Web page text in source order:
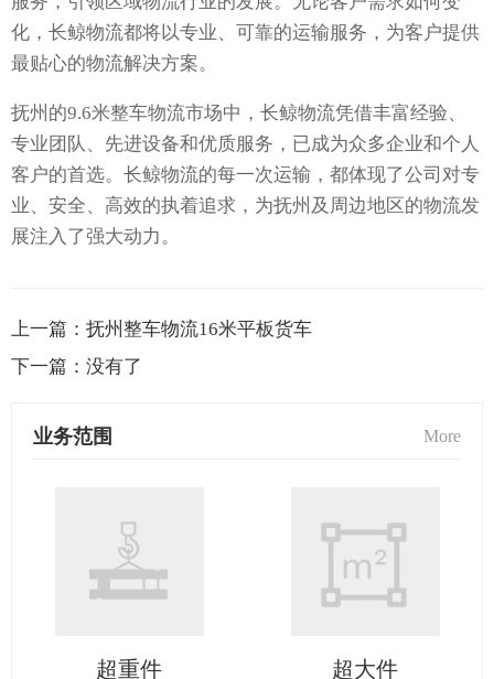
化，长鲸物流都将以专业、可靠的运输服务，为客户提供
最贴心的物流解决方案。
抚州的9.6米整车物流市场中，长鲸物流凭借丰富经验、
专业团队、先进设备和优质服务，已成为众多企业和个人
客户的首选。长鲸物流的每一次运输，都体现了公司对专
业、安全、高效的执着追求，为抚州及周边地区的物流发
展注入了强大动力。
上一篇： 抚州整车物流16米平板货车
下一篇： 没有了
业务范围 More
超重件 超大件